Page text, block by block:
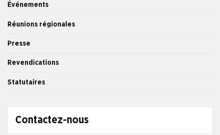
Événements
Réunions régionales
Presse
Revendications
Statutaires
Contactez-nous